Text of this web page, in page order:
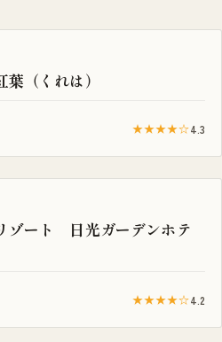
（くれは）
★★★★☆4.3
ゾート 日光ガーデンホテ
★★★★☆4.2